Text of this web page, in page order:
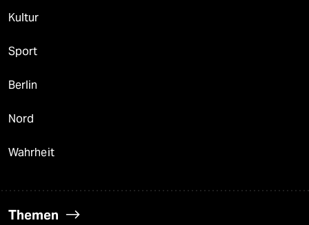
Kultur
Sport
Berlin
Nord
Wahrheit
Themen